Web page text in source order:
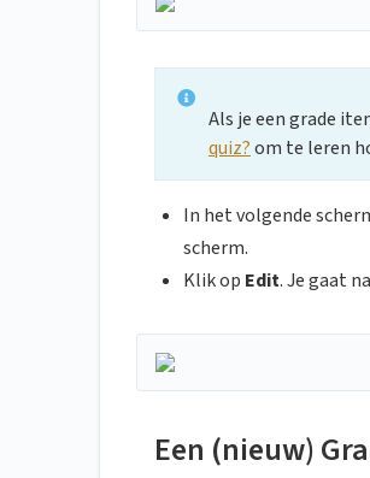
Als je een grade
quiz?om te leren
In het volgende
scherm.
Klik op Edit. Je gaat
Een (nieuw)